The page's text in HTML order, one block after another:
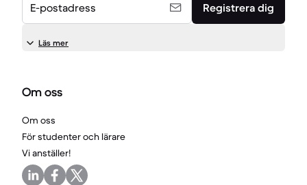
E-postadress Registrera dig
Läs mer
Om oss
Om oss
För studenter och lärare
Vi anställer!